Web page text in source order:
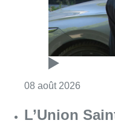
08 août 2026
L’Union